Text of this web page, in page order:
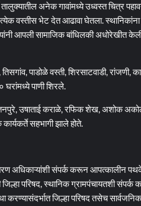
अनेक गावांमध्ये उध्वस्त चित्र
वस्तीस भेट देत आढावा घेतला. स्थानिकांना
आपली सामाजिक बांधिलकी अधोरेखीत
पाडोळे वस्ती, शिरसाटवाडी, रांजणी,
घरांमध्ये पाणी शिरले.
उषाताई कराळे, रफिक शेख, अशोक
सहभागी झाले होते.
अधिकाऱ्यांशी संपर्क करून आपत्कालीन
जिल्हा परिषद, स्थानिक ग्रामपंचायतशी
जिल्हा परिषद तसेच